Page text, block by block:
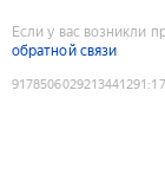
Если у вас возникли
обратной связи
9178506029213441291 :